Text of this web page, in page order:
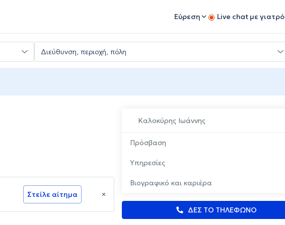
Εύρεση Live chat με γιατρό
Καλοκύρης Ιωάννης
Πρόσβαση
Υπηρεσίες
Βιογραφικό και καριέρα
ΔΕΣ ΤΟ ΤΗΛΕΦΩΝΟ
Στείλε αίτημα